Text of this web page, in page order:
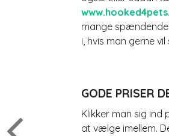
mange
i, hvis man gerne
GODE PRISER
Klikker man sig
at vælge imellem.